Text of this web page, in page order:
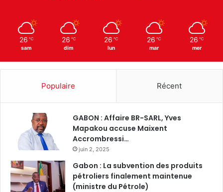
26 ℃
sam
26 ℃
dim
26 ℃
lun
26 ℃
mar
26 ℃
mer
Populaire Récent
GABON : Affaire BR-SARL, Yves
Mapakou accuse Maixent
Accrombressi…
juin 2, 2025
Gabon : La subvention des produits
pétroliers finalement maintenue
(ministre du Pétrole)